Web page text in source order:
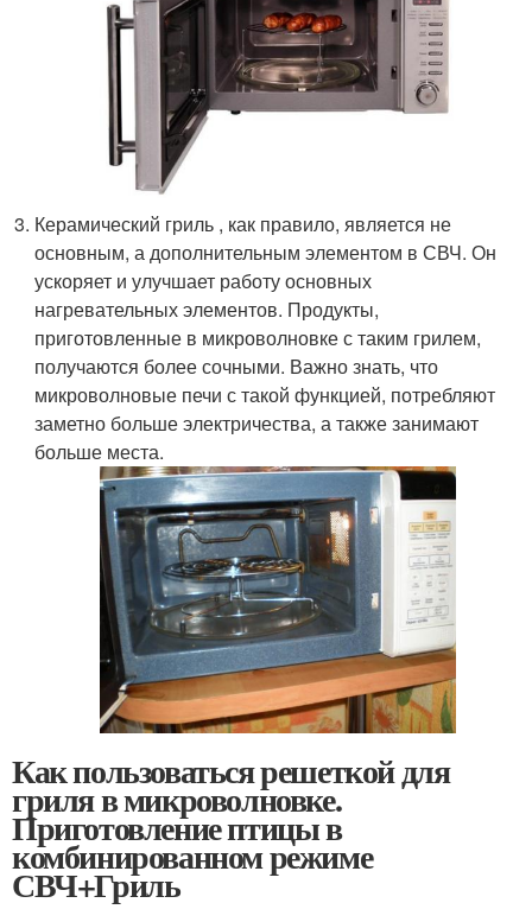
Керамический гриль , как правило, является не
основным, а дополнительным элементом в СВЧ. Он
ускоряет и улучшает работу основных
нагревательных элементов. Продукты,
приготовленные в микроволновке с таким грилем,
получаются более сочными. Важно знать, что
микроволновые печи с такой функцией, потребляют
заметно больше электричества, а также занимают
больше места.
Как пользоваться решеткой для
гриля в микроволновке.
Приготовление птицы в
комбинированном режиме
СВЧ+Гриль